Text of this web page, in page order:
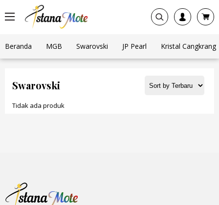
Beranda MGB Swarovski JP Pearl Kristal Cangkrang
Swarovski
Tidak ada produk